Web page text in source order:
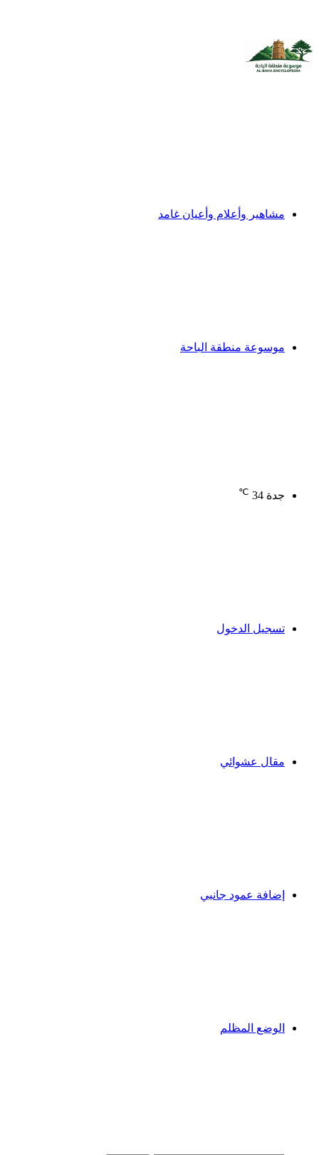
مشاهير وأعلام وأعيان غامد
موسوعة منطقة الباحة
جدة 34
℃
تسجيل الدخول
مقال عشوائي
إضافة عمود جانبي
الوضع المظلم